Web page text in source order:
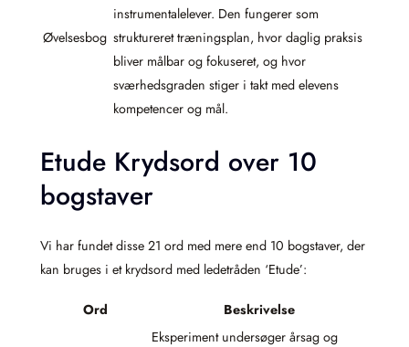
Øvelsesbog
instrumentalelever. Den fungerer som
struktureret træningsplan, hvor daglig praksis
bliver målbar og fokuseret, og hvor
sværhedsgraden stiger i takt med elevens
kompetencer og mål.
Etude Krydsord over 10
bogstaver
Vi har fundet disse 21 ord med mere end 10 bogstaver, der
kan bruges i et krydsord med ledetråden ‘Etude’:
Ord Beskrivelse
Eksperiment undersøger årsag og